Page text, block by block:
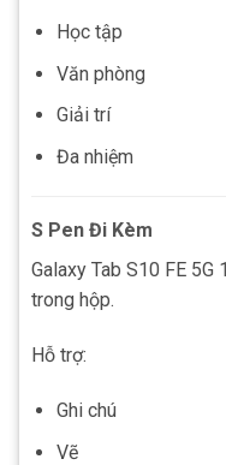
Học tập
Văn phòng
Giải trí
Đa nhiệm
S Pen Đi Kèm
Galaxy Tab S10 FE
trong hộp.
Hỗ trợ:
Ghi chú
Vẽ